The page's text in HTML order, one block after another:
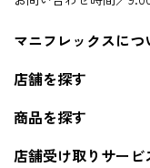
マニフレックスにつ
店舗を探す
商品を探す
店舗受け取りサービ